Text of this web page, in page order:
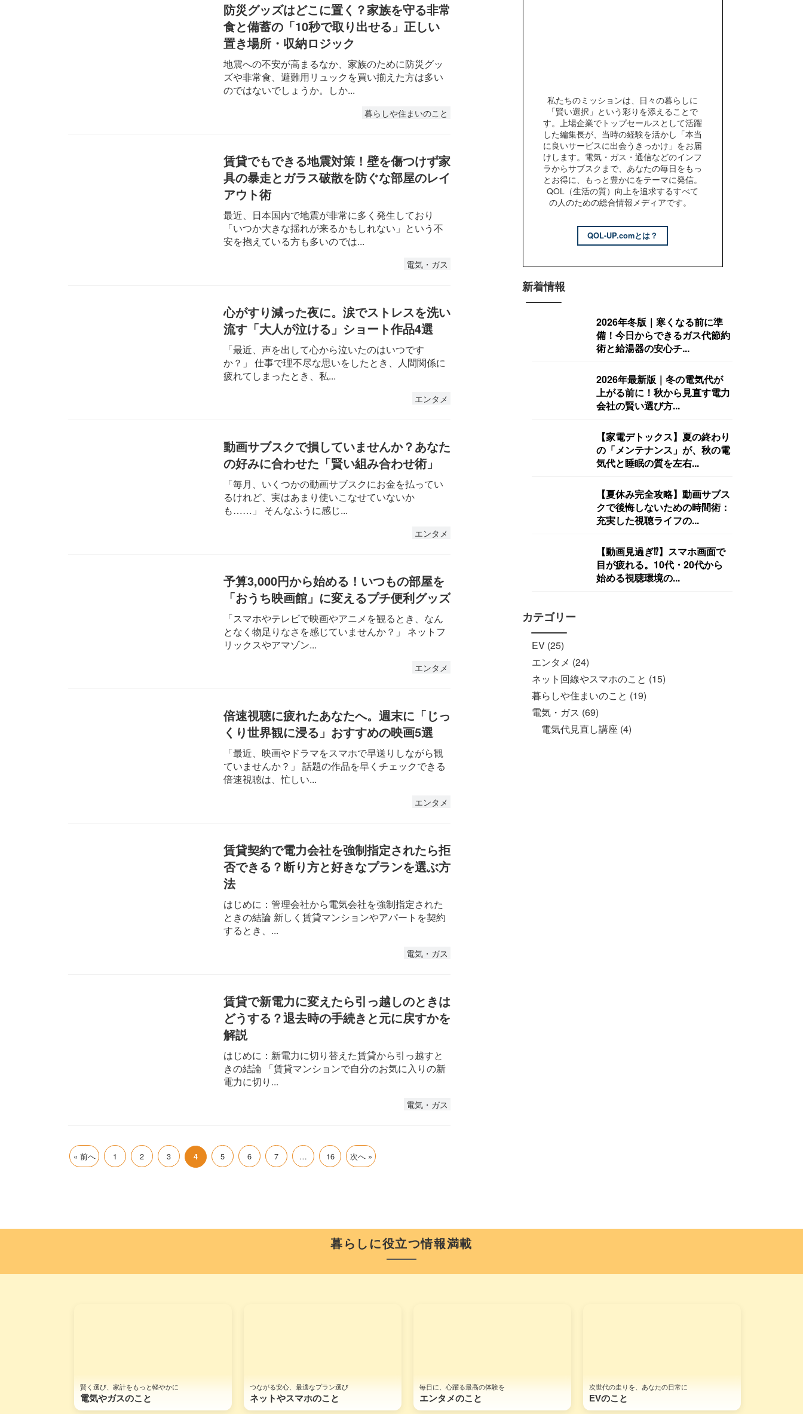
防災グッズはどこに置く？家族を守る非常
食と備蓄の「10秒で取り出せる」正しい
置き場所・収納ロジック
地震への不安が高まるなか、家族のために防災グッ
ズや非常食、避難用リュックを買い揃えた方は多い
のではないでしょうか。しか...
暮らしや住まいのこと
賃貸でもできる地震対策！壁を傷つけず家
具の暴走とガラス破散を防ぐな部屋のレイ
アウト術
最近、日本国内で地震が非常に多く発生しており
「いつか大きな揺れが来るかもしれない」という不
安を抱えている方も多いのでは...
電気・ガス
心がすり減った夜に。涙でストレスを洗い
流す「大人が泣ける」ショート作品4選
「最近、声を出して心から泣いたのはいつです
か？」 仕事で理不尽な思いをしたとき、人間関係に
疲れてしまったとき、私...
エンタメ
動画サブスクで損していませんか？あなた
の好みに合わせた「賢い組み合わせ術」
「毎月、いくつかの動画サブスクにお金を払ってい
るけれど、実はあまり使いこなせていないか
も……」 そんなふうに感じ...
エンタメ
予算3,000円から始める！いつもの部屋を
「おうち映画館」に変えるプチ便利グッズ
「スマホやテレビで映画やアニメを観るとき、なん
となく物足りなさを感じていませんか？」 ネットフ
リックスやアマゾン...
エンタメ
倍速視聴に疲れたあなたへ。週末に「じっ
くり世界観に浸る」おすすめの映画5選
「最近、映画やドラマをスマホで早送りしながら観
ていませんか？」 話題の作品を早くチェックできる
倍速視聴は、忙しい...
エンタメ
賃貸契約で電力会社を強制指定されたら拒
否できる？断り方と好きなプランを選ぶ方
法
はじめに：管理会社から電気会社を強制指定された
ときの結論 新しく賃貸マンションやアパートを契約
するとき、...
電気・ガス
賃貸で新電力に変えたら引っ越しのときは
どうする？退去時の手続きと元に戻すかを
解説
はじめに：新電力に切り替えた賃貸から引っ越すと
きの結論 「賃貸マンションで自分のお気に入りの新
電力に切り...
電気・ガス
« 前へ 1 2 3 4 5 6 7 … 16 次へ »
私たちのミッションは、日々の暮らしに
「賢い選択」という彩りを添えることで
す。上場企業でトップセールスとして活躍
した編集長が、当時の経験を活かし「本当
に良いサービスに出会うきっかけ」をお届
けします。電気・ガス・通信などのインフ
ラからサブスクまで、あなたの毎日をもっ
とお得に、もっと豊かにをテーマに発信。
QOL（生活の質）向上を追求するすべて
の人のための総合情報メディアです。
QOL-UP.comとは？
新着情報
2026年冬版｜寒くなる前に準
備！今日からできるガス代節約
術と給湯器の安心チ...
2026年最新版｜冬の電気代が
上がる前に！秋から見直す電力
会社の賢い選び方...
【家電デトックス】夏の終わり
の「メンテナンス」が、秋の電
気代と睡眠の質を左右...
【夏休み完全攻略】動画サブス
クで後悔しないための時間術：
充実した視聴ライフの...
【動画見過ぎ⁉︎】スマホ画面で
目が疲れる。10代・20代から
始める視聴環境の...
カテゴリー
EV (25)
エンタメ (24)
ネット回線やスマホのこと (15)
暮らしや住まいのこと (19)
電気・ガス (69)
電気代見直し講座 (4)
暮らしに役立つ情報満載
賢く選び、家計をもっと軽やかに
電気やガスのこと
つながる安心、最適なプラン選び
ネットやスマホのこと
毎日に、心躍る最高の体験を
エンタメのこと
次世代の走りを、あなたの日常に
EVのこと